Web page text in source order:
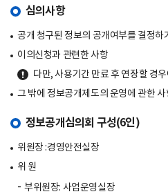
심의사항
공개 청구된 정보의 공개여부를 결정하
이의신청과 관련한 사항
다만, 사용기간 만료 후 연장할 경
그 밖에 정보공개제도의 운영에 관한
정보공개심의회 구성(6인)
위원장 :경영안전실장
위 원
부위원장: 사업운영실장